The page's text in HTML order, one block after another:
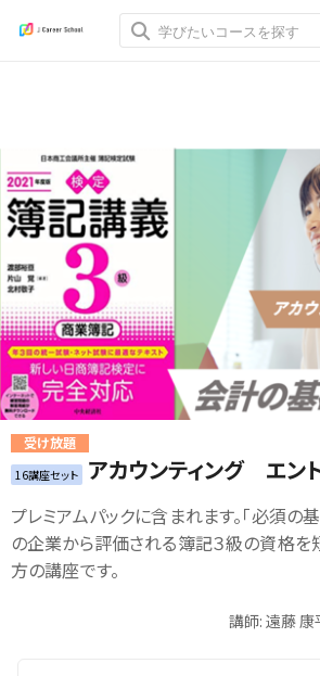
受け放題
16講座セット アカウンティング エン
プレミアムパックに含まれます。「必須の
の企業から評価される簿記３級の資格
方の講座です。
講師: 遠藤